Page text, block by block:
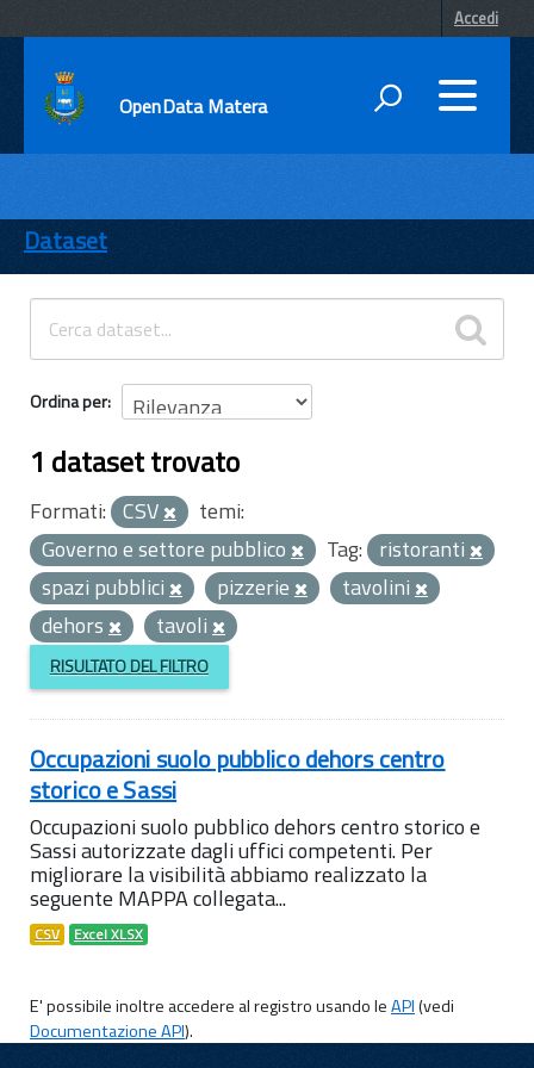
Accedi
OpenData Matera
ENTI
TEMI
INFORMAZIONI
Dataset
Ordina per
1 dataset trovato
Formati: CSV
temi:
Governo e settore pubblico
Tag: ristoranti
spazi pubblici
pizzerie
tavolini
dehors
tavoli
RISULTATO DEL FILTRO
Occupazioni suolo pubblico dehors centro
storico e Sassi
Occupazioni suolo pubblico dehors centro storico e
Sassi autorizzate dagli uffici competenti. Per
migliorare la visibilità abbiamo realizzato la
seguente MAPPA collegata...
CSV Excel XLSX
E' possibile inoltre accedere al registro usando leAPI(vedi
Documentazione API).